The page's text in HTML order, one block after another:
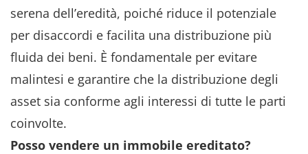
serena dell’eredità, poiché riduce il potenziale
per disaccordi e facilita una distribuzione più
fluida dei beni. È fondamentale per evitare
malintesi e garantire che la distribuzione degli
asset sia conforme agli interessi di tutte le parti
coinvolte.
Posso vendere un immobile ereditato?